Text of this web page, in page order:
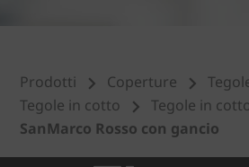
Prodotti Coperture
Tegole in cotto
Tegole in
SanMarco Rosso con gancio